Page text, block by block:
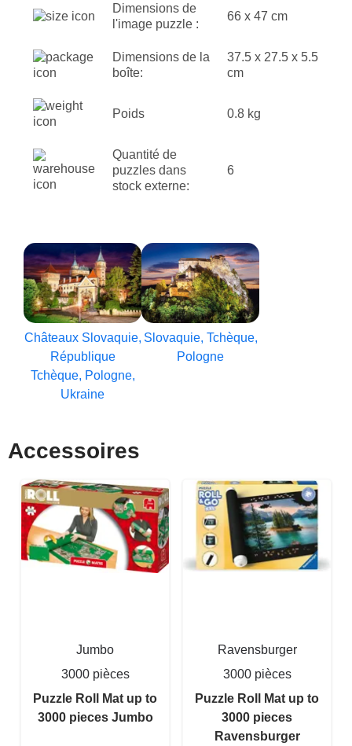
Dimensions de
l'image puzzle :
66 x 47 cm
Dimensions de la
boîte:
37.5 x 27.5 x 5.5
cm
Poids 0.8 kg
Quantité de
puzzles dans
stock externe:
6
Châteaux Slovaquie,
République
Tchèque, Pologne,
Ukraine
Slovaquie, Tchèque,
Pologne
Accessoires
Jumbo
3000 pièces
Puzzle Roll Mat up to
3000 pieces Jumbo
Ravensburger
3000 pièces
Puzzle Roll Mat up to
3000 pieces
Ravensburger